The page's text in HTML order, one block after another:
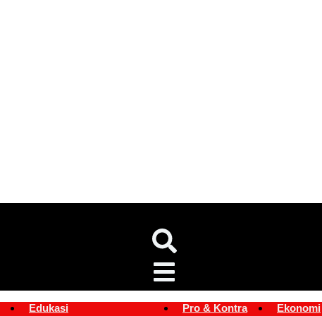
Edukasi Pro & Kontra Ekonomi